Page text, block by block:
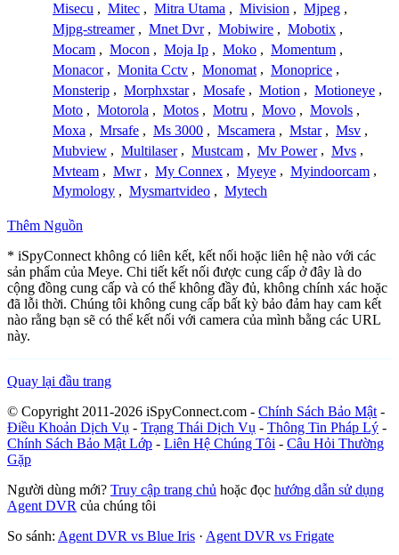
Misecu , Mitec , Mitra Utama , Mivision , Mjpeg ,
Mjpg-streamer , Mnet Dvr , Mobiwire , Mobotix ,
Mocam , Mocon , Moja Ip , Moko , Momentum ,
Monacor , Monita Cctv , Monomat , Monoprice ,
Monsterip , Morphxstar , Mosafe , Motion , Motioneye ,
Moto , Motorola , Motos , Motru , Movo , Movols ,
Moxa , Mrsafe , Ms 3000 , Mscamera , Mstar , Msv ,
Mubview , Multilaser , Mustcam , Mv Power , Mvs ,
Mvteam , Mwr , My Connex , Myeye , Myindoorcam ,
Mymology , Mysmartvideo , Mytech
Thêm Nguồn
* iSpyConnect không có liên kết, kết nối hoặc liên hệ nào với các
sản phẩm của Meye. Chi tiết kết nối được cung cấp ở đây là do
cộng đồng cung cấp và có thể không đầy đủ, không chính xác hoặc
đã lỗi thời. Chúng tôi không cung cấp bất kỳ bảo đảm hay cam kết
nào rằng bạn sẽ có thể kết nối với camera của mình bằng các URL
này.
Quay lại đầu trang
© Copyright 2011-2026 iSpyConnect.com - Chính Sách Bảo Mật -
Điều Khoản Dịch Vụ - Trạng Thái Dịch Vụ - Thông Tin Pháp Lý -
Chính Sách Bảo Mật Lớp - Liên Hệ Chúng Tôi - Câu Hỏi Thường
Gặp
Người dùng mới? Truy cập trang chủ hoặc đọc hướng dẫn sử dụng
Agent DVR của chúng tôi
So sánh: Agent DVR vs Blue Iris · Agent DVR vs Frigate